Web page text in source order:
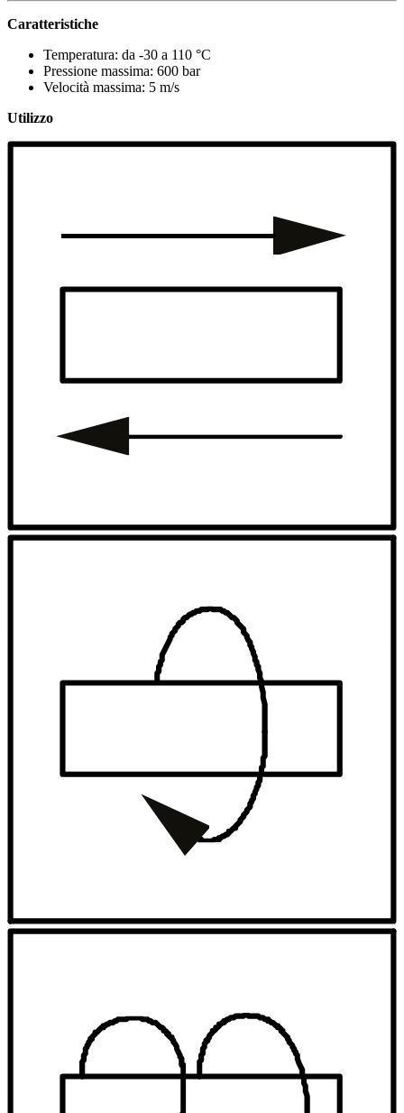
Caratteristiche
Temperatura: da -30 a 110 °C
Pressione massima: 600 bar
Velocità massima: 5 m/s
Utilizzo